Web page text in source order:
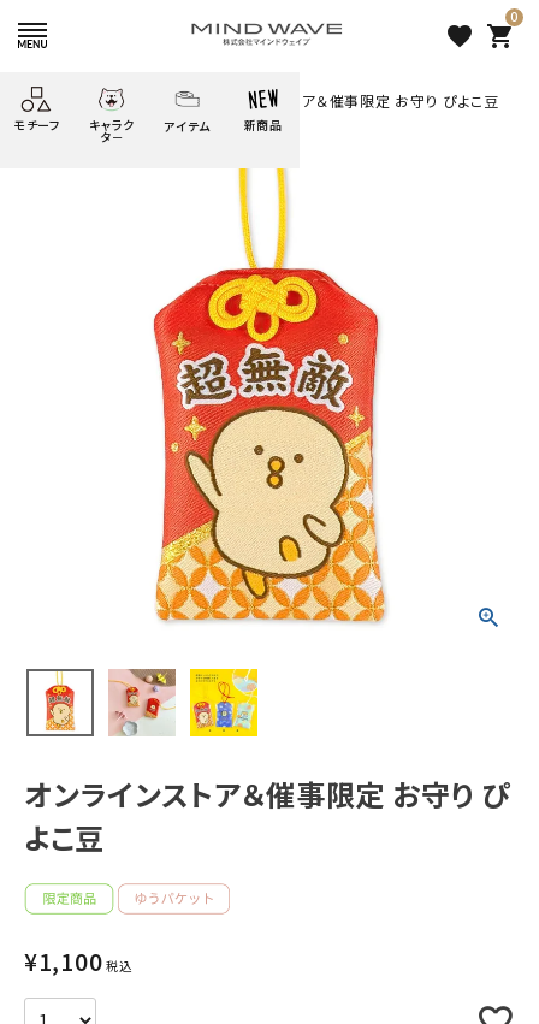
favorite
0
shopping_cart
モチーフ
どうぶつ
キャラク
タ－
ムーちゃん
だっとちゃん ばいばいべあ
ようこそ
かわうそ
ゆるあにまる
ツンダちゃん ウサコレフレンズ
一期一会 その他
アイテム
シール
ふせん
文具小物 筆記用具等
雑貨
新商品
絞り込み検索
オンラインストア＆催事限定
人気商品から探す
モチーフから探す
キャラクターから探す
HOME すべての商品 オンラインストア＆催事限定 お守り ぴよこ豆
オンラインストア＆催事限定 お守り ぴ
よこ豆
¥1,100 税込